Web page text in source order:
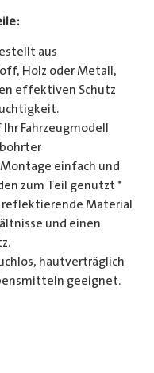
aus
Holz oder Metall,
effektiven Schutz
Fahrzeugmodell
einfach und
zum Teil genutzt *
reflektierende Material
und einen
hautverträglich
geeignet.
Seitenteilen und